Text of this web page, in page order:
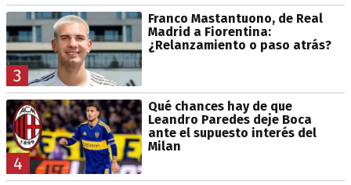
3
Franco Mastantuono, de Real
Madrid a Fiorentina:
¿Relanzamiento o paso atrás?
4
Qué chances hay de que
Leandro Paredes deje Boca
ante el supuesto interés del
Milan